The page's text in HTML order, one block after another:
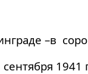
–в
1941